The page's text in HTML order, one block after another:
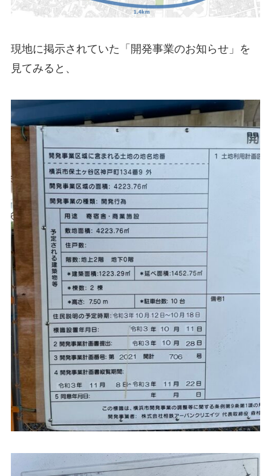
現地に掲示されていた「開発事業のお知らせ」を
見てみると、